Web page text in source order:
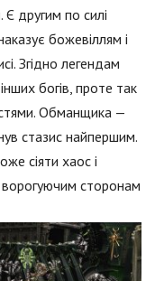
Є другим по силі
божевіллям і
Згідно легендам
богів, проте так
Обманщика —
стазис найпершим.
сіяти хаос і
ворогуючим сторонам